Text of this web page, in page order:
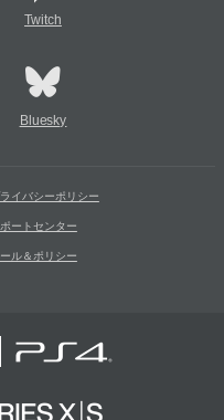
Twitch
Bluesky
イバシーポリシー
ートセンター
ル＆ポリシー